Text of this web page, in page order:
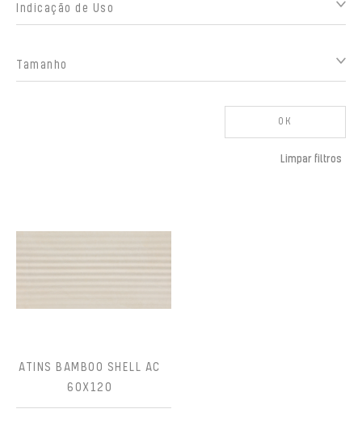
Indicação de Uso
Tamanho
OK
Limpar filtros
ATINS BAMBOO SHELL AC
60X120